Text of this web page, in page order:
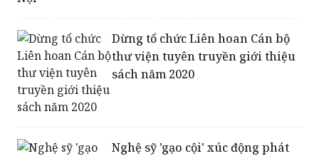
Dừng tổ chức Liên hoan Cán bộ
thư viện tuyên truyền giới thiệu
sách năm 2020
Nghệ sỹ 'gạo cội' xúc động phát